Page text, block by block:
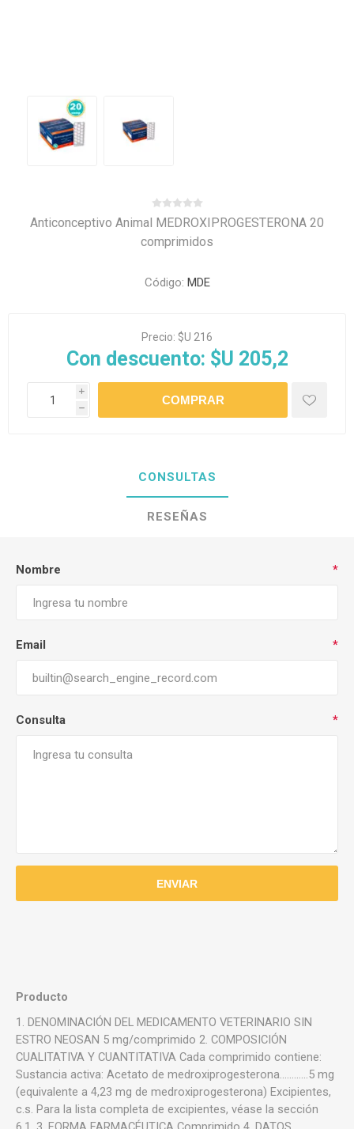
Anticonceptivo Animal MEDROXIPROGESTERONA 20
comprimidos
Código: MDE
Precio: $U 216
Con descuento: $U 205,2
i
h
CONSULTAS
RESEÑAS
Nombre *
Email *
Consulta *
Producto
1. DENOMINACIÓN DEL MEDICAMENTO VETERINARIO SIN
ESTRO NEOSAN 5 mg/comprimido 2. COMPOSICIÓN
CUALITATIVA Y CUANTITATIVA Cada comprimido contiene:
Sustancia activa: Acetato de medroxiprogesterona…………5 mg
(equivalente a 4,23 mg de medroxiprogesterona) Excipientes,
c.s. Para la lista completa de excipientes, véase la sección